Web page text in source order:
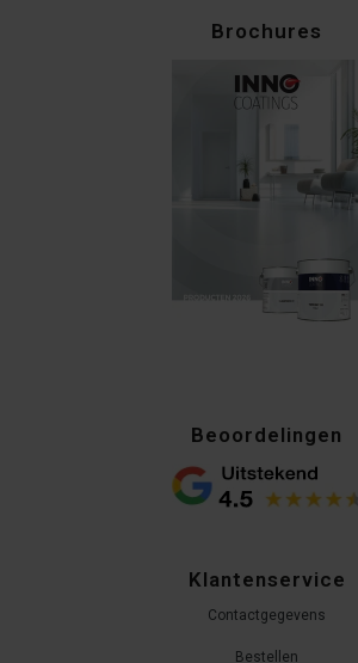
Brochures
Beoordelingen
Klantenservice
Contactgegevens
Bestellen